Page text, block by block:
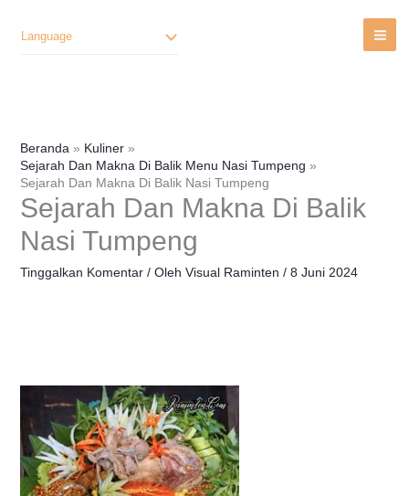
Language
Beranda
Kuliner
Sejarah Dan Makna Di Balik Menu Nasi Tumpeng
Sejarah Dan Makna Di Balik Nasi Tumpeng
Sejarah Dan Makna Di Balik
Nasi Tumpeng
Tinggalkan Komentar / Oleh Visual Raminten / 8 Juni 2024